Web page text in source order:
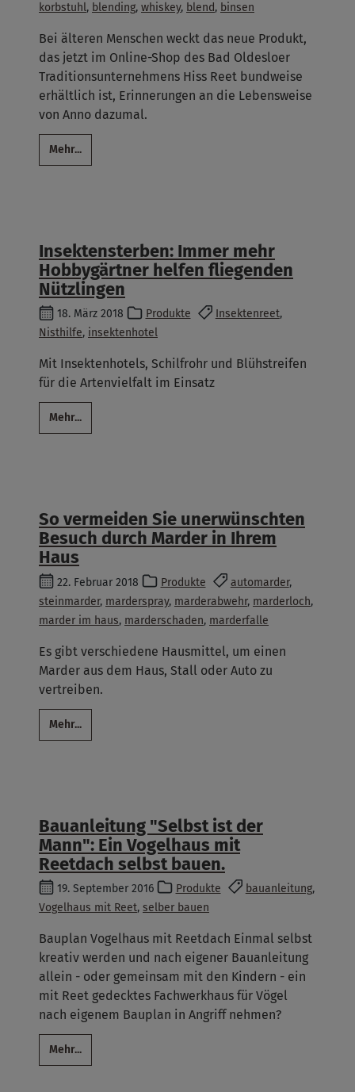
korbstuhl, blending, whiskey, blend, binsen
Bei älteren Menschen weckt das neue Produkt,
das jetzt im Online-Shop des Bad Oldesloer
Traditionsunternehmens Hiss Reet bundweise
erhältlich ist, Erinnerungen an die Lebensweise
von Anno dazumal.
Mehr...
Insektensterben: Immer mehr
Hobbygärtner helfen fliegenden
Nützlingen
18. März 2018 Produkte Insektenreet,
Nisthilfe, insektenhotel
Mit Insektenhotels, Schilfrohr und Blühstreifen
für die Artenvielfalt im Einsatz
Mehr...
So vermeiden Sie unerwünschten
Besuch durch Marder in Ihrem
Haus
22. Februar 2018 Produkte automarder,
steinmarder, marderspray, marderabwehr, marderloch,
marder im haus, marderschaden, marderfalle
Es gibt verschiedene Hausmittel, um einen
Marder aus dem Haus, Stall oder Auto zu
vertreiben.
Mehr...
Bauanleitung "Selbst ist der
Mann": Ein Vogelhaus mit
Reetdach selbst bauen.
19. September 2016 Produkte bauanleitung,
Vogelhaus mit Reet, selber bauen
Bauplan Vogelhaus mit Reetdach Einmal selbst
kreativ werden und nach eigener Bauanleitung
allein - oder gemeinsam mit den Kindern - ein
mit Reet gedecktes Fachwerkhaus für Vögel
nach eigenem Bauplan in Angriff nehmen?
Mehr...